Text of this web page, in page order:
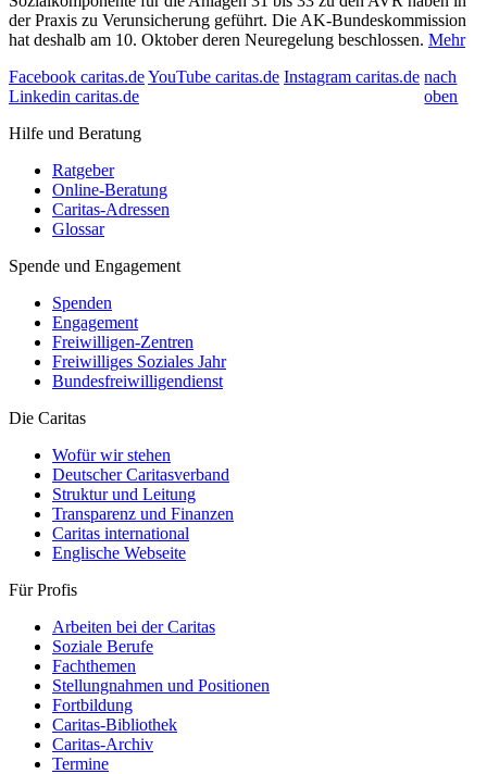
der Praxis zu Verunsicherung geführt. Die AK-Bundeskommission
hat deshalb am 10. Oktober deren Neuregelung beschlossen. Mehr
Facebook caritas.deYouTube caritas.de Instagram caritas.de
Linkedin caritas.de
nach
oben
Hilfe und Beratung
Ratgeber
Online-Beratung
Caritas-Adressen
Glossar
Spende und Engagement
Spenden
Engagement
Freiwilligen-Zentren
Freiwilliges Soziales Jahr
Bundesfreiwilligendienst
Die Caritas
Wofür wir stehen
Deutscher Caritasverband
Struktur und Leitung
Transparenz und Finanzen
Caritas international
Englische Webseite
Für Profis
Arbeiten bei der Caritas
Soziale Berufe
Fachthemen
Stellungnahmen und Positionen
Fortbildung
Caritas-Bibliothek
Caritas-Archiv
Termine